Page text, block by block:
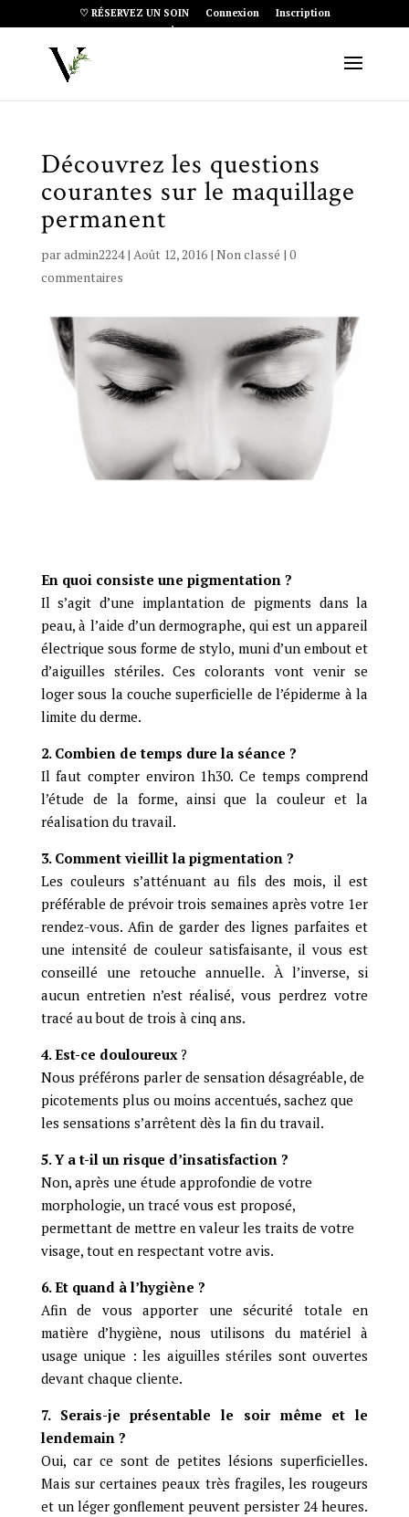
♡ RÉSERVEZ UN SOIN Connexion Inscription
Article 0
Découvrez les questions
courantes sur le maquillage
permanent
paradmin2224| Août 12, 2016| Non classé | 0
commentaires
En quoi consiste une pigmentation ?
Il s’agit d’une implantation de pigments dans la
peau, à l’aide d’un dermographe, qui est un appareil
électrique sous forme de stylo, muni d’un embout et
d’aiguilles stériles. Ces colorants vont venir se
loger sous la couche superficielle de l’épiderme à la
limite du derme.
2. Combien de temps dure la séance ?
Il faut compter environ 1h30. Ce temps comprend
l’étude de la forme, ainsi que la couleur et la
réalisation du travail.
3. Comment vieillit la pigmentation ?
Les couleurs s’atténuant au fils des mois, il est
préférable de prévoir trois semaines après votre 1er
rendez-vous. Afin de garder des lignes parfaites et
une intensité de couleur satisfaisante, il vous est
conseillé une retouche annuelle. À l’inverse, si
aucun entretien n’est réalisé, vous perdrez votre
tracé au bout de trois à cinq ans.
4. Est-ce douloureux?
Nous préférons parler de sensation désagréable, de
picotements plus ou moins accentués, sachez que
les sensations s’arrêtent dès la fin du travail.
5. Y a t-il un risque d’insatisfaction ?
Non, après une étude approfondie de votre
morphologie, un tracé vous est proposé,
permettant de mettre en valeur les traits de votre
visage, tout en respectant votre avis.
6. Et quand à l’hygiène ?
Afin de vous apporter une sécurité totale en
matière d’hygiène, nous utilisons du matériel à
usage unique : les aiguilles stériles sont ouvertes
devant chaque cliente.
7. Serais-je présentable le soir même et le
lendemain ?
Oui, car ce sont de petites lésions superficielles.
Mais sur certaines peaux très fragiles, les rougeurs
et un léger gonflement peuvent persister 24 heures.